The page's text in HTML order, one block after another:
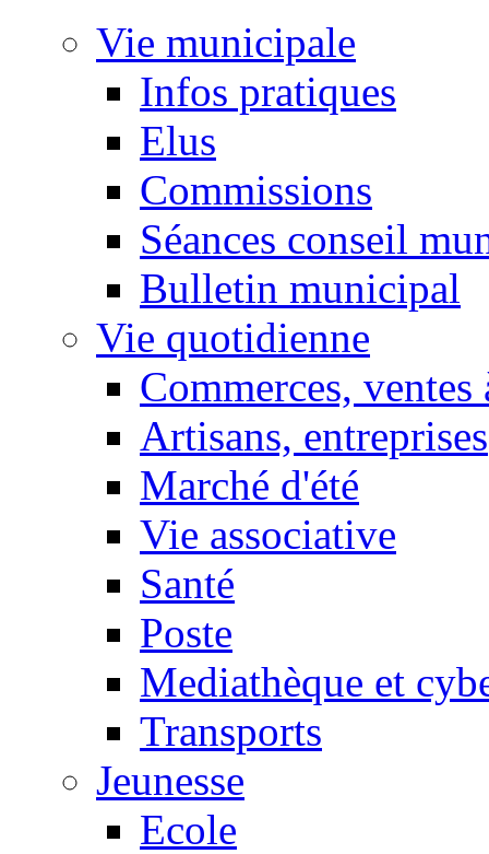
Vie municipale
Infos pratiques
Elus
Commissions
Séances conseil
Bulletin municipal
Vie quotidienne
Commerces, ventes
Artisans, entreprises
Marché d'été
Vie associative
Santé
Poste
Mediathèque et
Transports
Jeunesse
Ecole